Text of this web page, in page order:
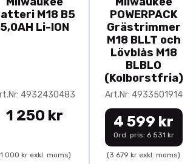
M18 B5
5,0AH Li-ION
4932430483
1 250 kr
000 kr exkl. moms)
POWERPACK
Grästrimmer
M18 BLLT och
Lövblås M18
BLBLO
(Kolborstfria)
Art.Nr: 4933501914
4 599 kr
Ord. pris: 6 531 kr
(3 679 kr exkl. moms)